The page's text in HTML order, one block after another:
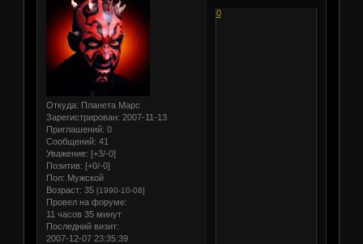
Откуда: Планета Марс
Зарегистрирован: 2007-11-13
Приглашений: 0
Сообщений: 41
Уважение: [+3/-0]
Позитив: [+0/-0]
Пол: Мужской
Возраст: 35 [1990-10-08]
Провел на форуме:
11 часов 35 минут
Последний визит:
2007-12-07 23:35:39
0